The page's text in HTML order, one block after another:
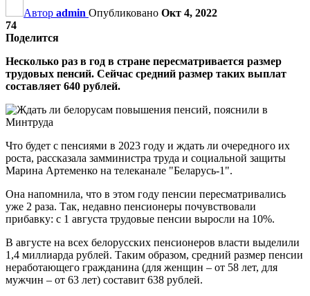
Автор admin Опубликовано Окт 4, 2022
74
Поделится
Несколько раз в год в стране пересматривается размер
трудовых пенсий. Сейчас средний размер таких выплат
составляет 640 рублей.
Что будет с пенсиями в 2023 году и ждать ли очередного их
роста, рассказала замминистра труда и социальной защиты
Марина Артеменко на телеканале "Беларусь-1".
Она напомнила, что в этом году пенсии пересматривались
уже 2 раза. Так, недавно пенсионеры почувствовали
прибавку: с 1 августа трудовые пенсии выросли на 10%.
В августе на всех белорусских пенсионеров власти выделили
1,4 миллиарда рублей. Таким образом, средний размер пенсии
неработающего гражданина (для женщин – от 58 лет, для
мужчин – от 63 лет) составит 638 рублей.